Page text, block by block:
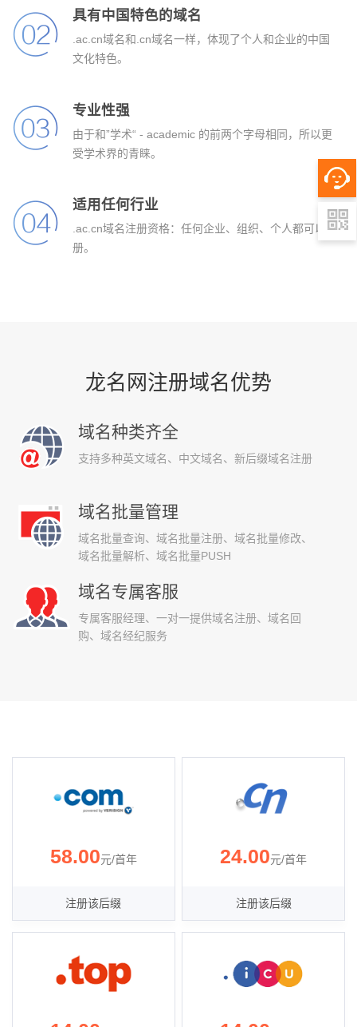
具有中国特色的域名
.ac.cn域名和.cn域名一样，体现了个人和企业的中国
文化特色。
专业性强
由于和”学术“ - academic 的前两个字母相同，所以更
受学术界的青睐。
适用任何行业
.ac.cn域名注册资格：任何企业、组织、个人都可以注
册。
龙名网注册域名优势
域名种类齐全
支持多种英文域名、中文域名、新后缀域名注册
域名批量管理
域名批量查询、域名批量注册、域名批量修改、
域名批量解析、域名批量PUSH
域名专属客服
专属客服经理、一对一提供域名注册、域名回
购、域名经纪服务
58.00元/首年
注册该后缀
24.00元/首年
注册该后缀